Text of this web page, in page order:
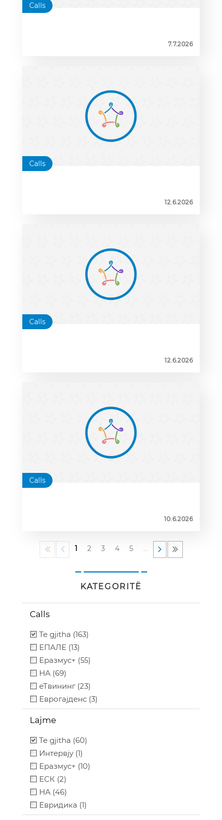
Calls
7.7.2026
Calls
12.6.2026
Calls
12.6.2026
Calls
10.6.2026
1 2 3 4 5 …
_ __________ _
KATEGORITË
Calls
Te gjitha (163)
ЕПАЛЕ (13)
Еразмус+ (55)
НА (69)
еТвининг (23)
Еврогајденс (3)
Lajme
Te gjitha (60)
Интервју (1)
Еразмус+ (10)
ЕСК (2)
НА (46)
Евридика (1)